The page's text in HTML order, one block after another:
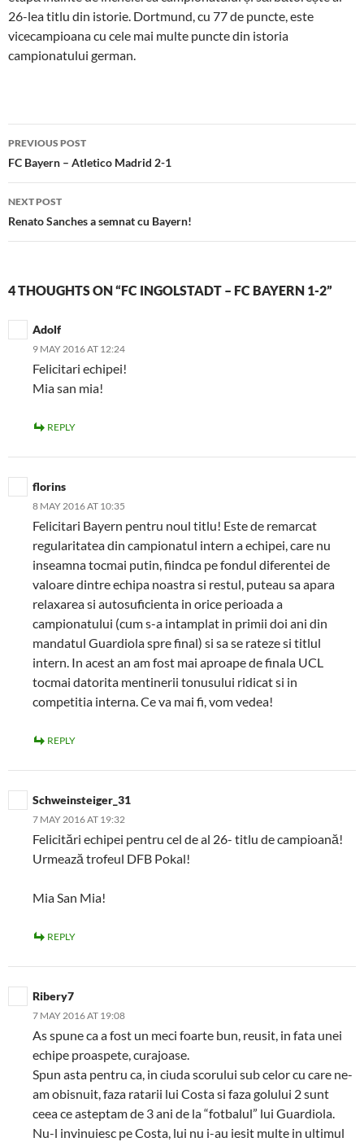
26-lea titlu din istorie. Dortmund, cu 77 de puncte, este
vicecampioana cu cele mai multe puncte din istoria
campionatului german.
Post
navigation
PREVIOUS POST
FC Bayern – Atletico Madrid 2-1
NEXT POST
Renato Sanches a semnat cu Bayern!
4 THOUGHTS ON “FC INGOLSTADT – FC BAYERN 1-2”
Adolf
9 MAY 2016 AT 12:24
Felicitari echipei!
Mia san mia!
REPLY
florins
8 MAY 2016 AT 10:35
Felicitari Bayern pentru noul titlu! Este de remarcat
regularitatea din campionatul intern a echipei, care nu
inseamna tocmai putin, fiindca pe fondul diferentei de
valoare dintre echipa noastra si restul, puteau sa apara
relaxarea si autosuficienta in orice perioada a
campionatului (cum s-a intamplat in primii doi ani din
mandatul Guardiola spre final) si sa se rateze si titlul
intern. In acest an am fost mai aproape de finala UCL
tocmai datorita mentinerii tonusului ridicat si in
competitia interna. Ce va mai fi, vom vedea!
REPLY
Schweinsteiger_31
7 MAY 2016 AT 19:32
Felicitări echipei pentru cel de al 26- titlu de campioană!
Urmează trofeul DFB Pokal!
Mia San Mia!
REPLY
Ribery7
7 MAY 2016 AT 19:08
As spune ca a fost un meci foarte bun, reusit, in fata unei
echipe proaspete, curajoase.
Spun asta pentru ca, in ciuda scorului sub celor cu care ne-
am obisnuit, faza ratarii lui Costa si faza golului 2 sunt
ceea ce asteptam de 3 ani de la “fotbalul” lui Guardiola.
Nu-l invinuiesc pe Costa, lui nu i-au iesit multe in ultimul